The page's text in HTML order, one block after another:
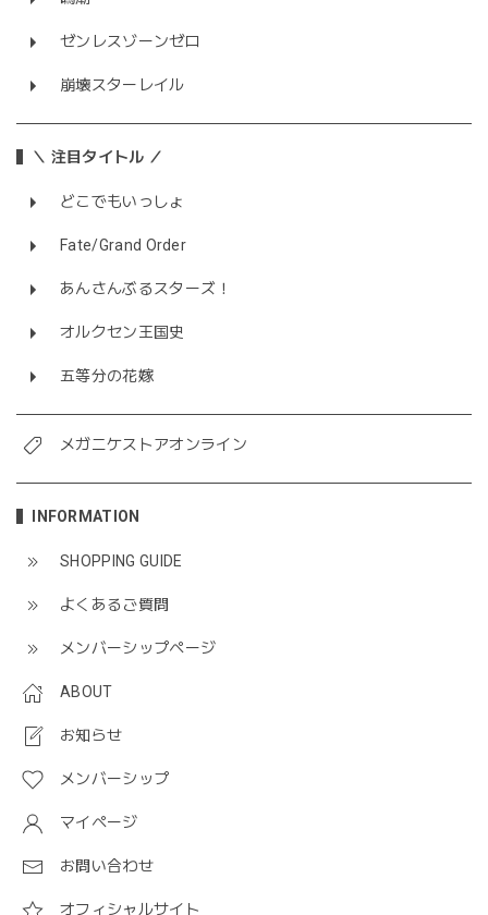
ゼンレスゾーンゼロ
崩壊スターレイル
＼ 注目タイトル ／
どこでもいっしょ
Fate/Grand Order
あんさんぶるスターズ！
オルクセン王国史
五等分の花嫁
メガニケストアオンライン
INFORMATION
SHOPPING GUIDE
よくあるご質問
メンバーシップページ
ABOUT
お知らせ
メンバーシップ
マイページ
お問い合わせ
オフィシャルサイト